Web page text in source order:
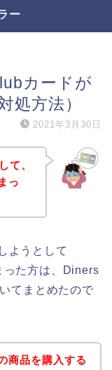
ー
カードが
処方法）
2021年3月30日
て、
っ
ようとして
った方は、Diners
てまとめたので
商品を購入する